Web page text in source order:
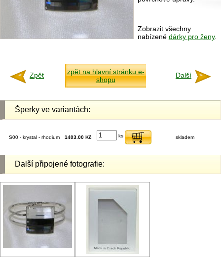
Zobrazit všechny
nabízené dárky pro ženy.
Zpět
zpět na hlavní stránku e-
shopu
Další
Šperky ve variantách:
S00 - krystal - rhodium 1403.00 Kč ks skladem
Další připojené fotografie: